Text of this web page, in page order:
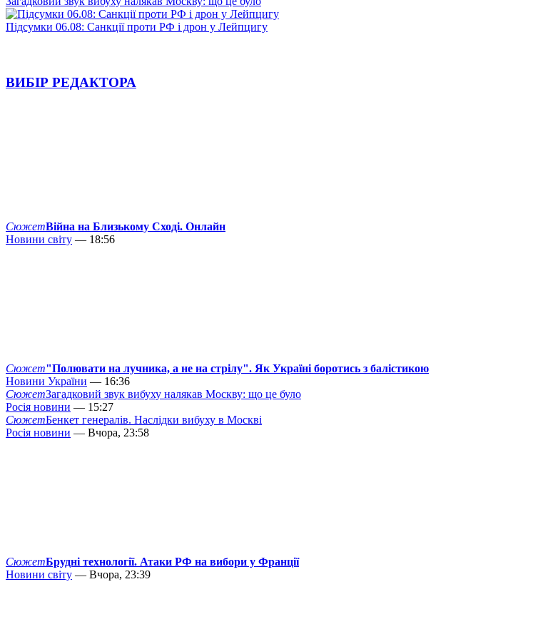
Підсумки 06.08: Санкції проти РФ і дрон у Лейпцигу
ВИБІР РЕДАКТОРА
СюжетВійна на Близькому Сході. Онлайн
Новини світу — 18:56
Сюжет"Полювати на лучника, а не на стрілу". Як Україні боротись з балістикою
Новини України — 16:36
СюжетЗагадковий звук вибуху налякав Москву: що це було
Росія новини — 15:27
СюжетБенкет генералів. Наслідки вибуху в Москві
Росія новини — Вчора, 23:58
СюжетБрудні технології. Атаки РФ на вибори у Франції
Новини світу — Вчора, 23:39